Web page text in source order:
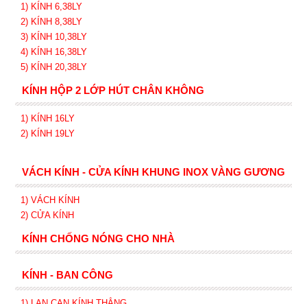
1) KÍNH 6,38LY
2) KÍNH 8,38LY
3) KÍNH 10,38LY
4) KÍNH 16,38LY
5) KÍNH 20,38LY
KÍNH HỘP 2 LỚP HÚT CHÂN KHÔNG
1) KÍNH 16LY
2) KÍNH 19LY
VÁCH KÍNH - CỬA KÍNH KHUNG INOX VÀNG GƯƠNG
1) VÁCH KÍNH
2) CỬA KÍNH
KÍNH CHỐNG NÓNG CHO NHÀ
KÍNH - BAN CÔNG